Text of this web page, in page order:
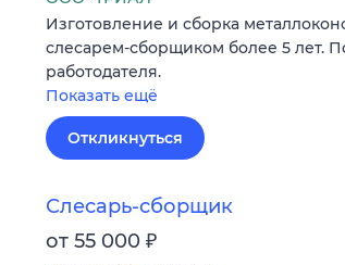
Изготовление и сборка
слесарем-сборщиком более 5 лет.
работодателя.
Показать ещё
Откликнуться
Слесарь-сборщик
от 55 000 ₽